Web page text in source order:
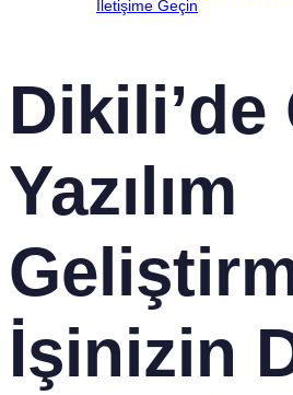
İletişime Geçin
Dikili’de
Yazılım
İşinizin